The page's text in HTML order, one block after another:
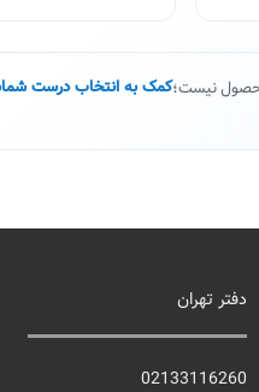
نیست؛کمک به انتخاب درست
دفتر تهران
02133116260